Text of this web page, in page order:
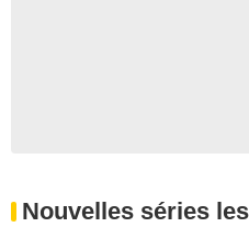
Nouvelles séries